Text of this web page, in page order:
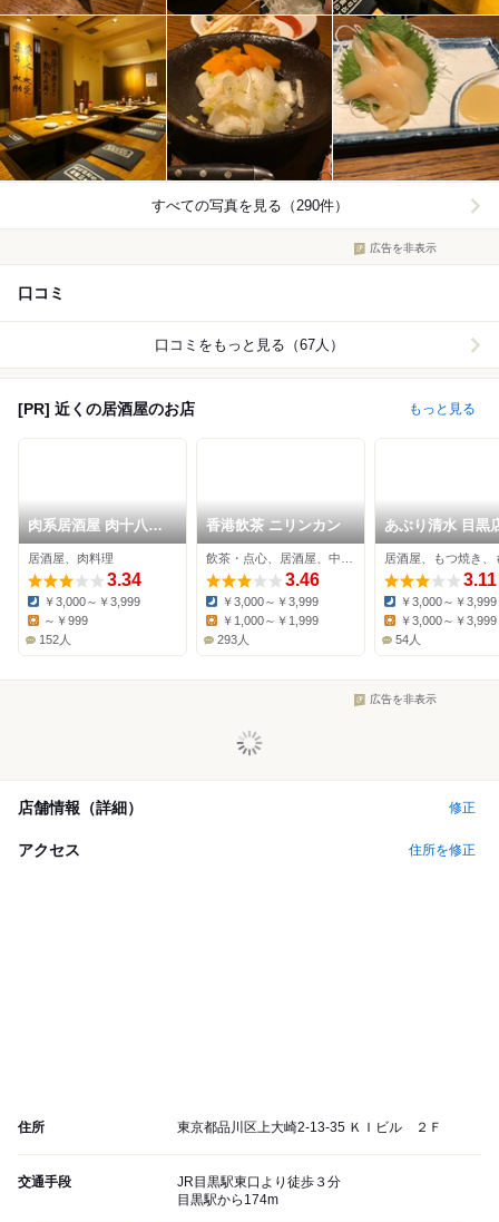
すべての写真を見る（290件）
広告を非表示
口コミ
口コミをもっと見る（67人）
[PR] 近くの居酒屋のお店 もっと見る
肉系居酒屋 肉十八番
屋 目黒店
居酒屋、肉料理
3.34
Dinner:
￥3,000～￥3,999
～￥999
152人
香港飲茶 ニリンカン
3.46
Dinner:
￥3,000～￥3,999
￥1,000～￥1,999
293人
あぶり清水 目黒
居酒屋、もつ焼き、
3.11
Dinner:
￥3,000～￥3,999
Lunch:
￥3,000～￥3,999
54人
広告を非表示
店舗情報（詳細） 修正
アクセス 住所を修正
住所 東京都品川区上大崎2-13-35 ＫＩビル ２Ｆ
交通手段
JR目黒駅東口より徒歩３分
目黒駅から174m